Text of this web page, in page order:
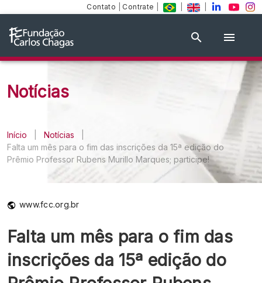
Contato Contrate
Notícias
Início Notícias
Falta um mês para o fim das inscrições da 15ª edição do
Prêmio Professor Rubens Murillo Marques; participe!
www.fcc.org.br
Falta um mês para o fim das
inscrições da 15ª edição do